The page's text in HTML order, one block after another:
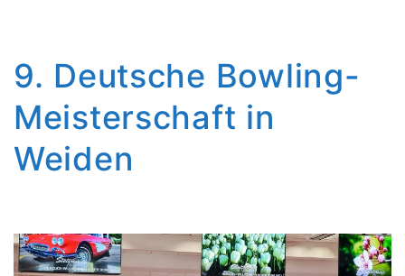
9. Deutsche Bowling-
Meisterschaft in
Weiden